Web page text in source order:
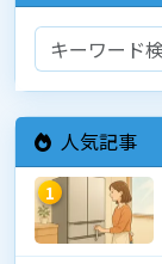
人気記事
1